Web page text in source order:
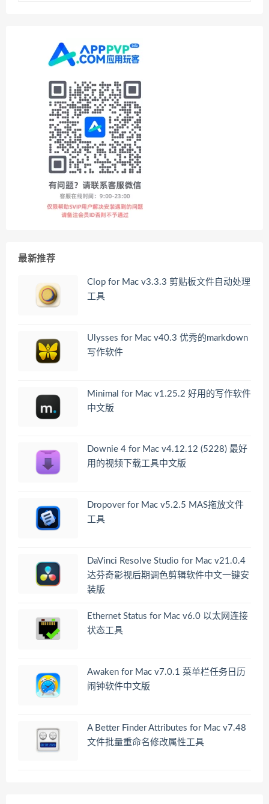
最新推荐
Clop for Mac v3.3.3 剪贴板文件自动处理
工具
Ulysses for Mac v40.3 优秀的markdown
写作软件
Minimal for Mac v1.25.2 好用的写作软件
中文版
Downie 4 for Mac v4.12.12 (5228) 最好
用的视频下载工具中文版
Dropover for Mac v5.2.5 MAS拖放文件
工具
DaVinci Resolve Studio for Mac v21.0.4
达芬奇影视后期调色剪辑软件中文一键安
装版
Ethernet Status for Mac v6.0 以太网连接
状态工具
Awaken for Mac v7.0.1 菜单栏任务日历
闹钟软件中文版
A Better Finder Attributes for Mac v7.48
文件批量重命名修改属性工具